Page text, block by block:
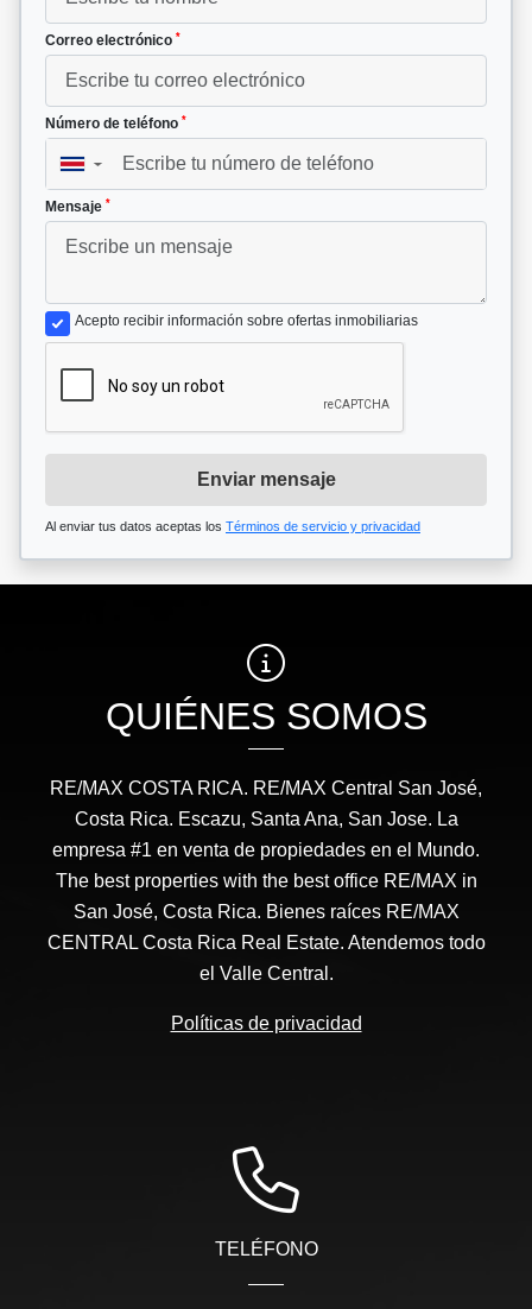
Correo electrónico *
Número de teléfono *
▼
Mensaje *
Acepto recibir información sobre ofertas inmobiliarias
Enviar mensaje
Al enviar tus datos aceptas los Términos de servicio y privacidad
QUIÉNES SOMOS
RE/MAX COSTA RICA. RE/MAX Central San José,
Costa Rica. Escazu, Santa Ana, San Jose. La
empresa #1 en venta de propiedades en el Mundo.
The best properties with the best office RE/MAX in
San José, Costa Rica. Bienes raíces RE/MAX
CENTRAL Costa Rica Real Estate. Atendemos todo
el Valle Central.
Políticas de privacidad
TELÉFONO